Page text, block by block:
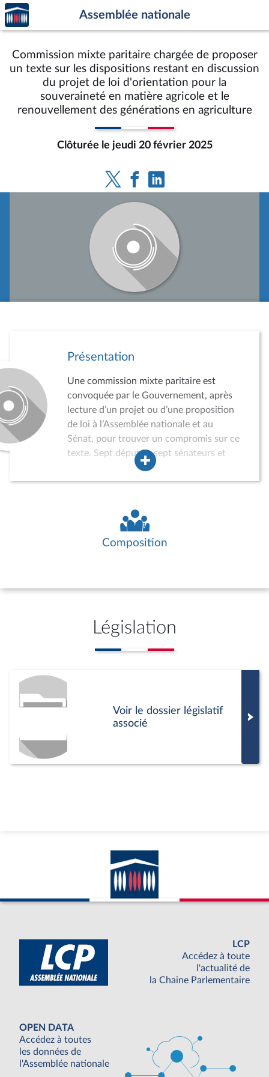
Aller au contenu
Aller en bas de la page
Accèder
à la
page
Assemblée nationale
Commission mixte paritaire chargée de proposer
un texte sur les dispositions restant en discussion
du projet de loi d'orientation pour la
souveraineté en matière agricole et le
renouvellement des générations en agriculture
Clôturée le jeudi 20 février 2025
Présentation
Une commission mixte paritaire est
convoquée par le Gouvernement, après
lecture d’un projet ou d’une proposition
de loi à l’Assemblée nationale et au
Sénat, pour trouver un compromis sur ce
texte. Sept députés, sept sénateurs et
autant de suppléants sont convoqués
par le Gouvernement. En cas d’accord,
Sans accord, le texte peut faire l’objet
d’une nouvelle lecture. En cas de
désaccord persistant, le Gouvernement
Composition
Législation
Voir le dossier législatif
associé
LCP
Accédez à toute
l'actualité de
la Chaine Parlementaire
OPEN DATA
Accédez à toutes
les données de
l'Assemblée nationale